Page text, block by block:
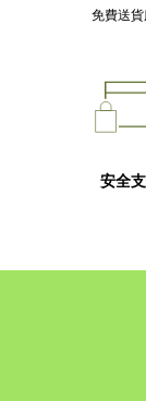
免費送
安全